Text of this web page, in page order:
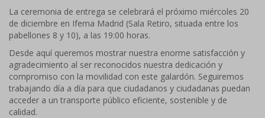
La ceremonia de entrega se celebrará el próximo miércoles 20
de diciembre en Ifema Madrid (Sala Retiro, situada entre los
pabellones 8 y 10), a las 19:00 horas.
Desde aquí queremos mostrar nuestra enorme satisfacción y
agradecimiento al ser reconocidos nuestra dedicación y
compromiso con la movilidad con este galardón. Seguiremos
trabajando día a día para que ciudadanos y ciudadanas puedan
acceder a un transporte público eficiente, sostenible y de
calidad.